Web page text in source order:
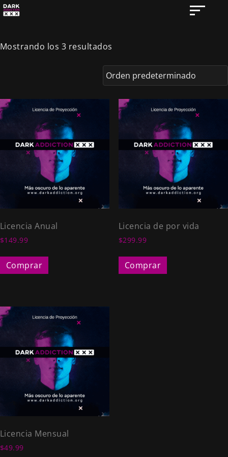
Mostrando los 3 resultados
Licencia Anual
$149.99
Comprar
Licencia de por vida
$299.99
Comprar
Licencia Mensual
$49.99